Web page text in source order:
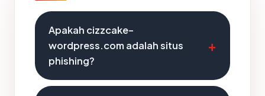
Apakah cizzcake-
wordpress.com adalah situs
phishing?